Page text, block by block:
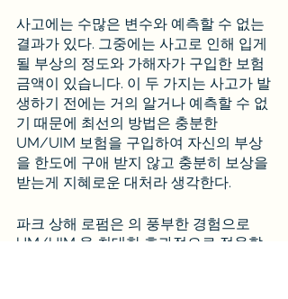
사고에는 수많은 변수와 예측할 수 없는
결과가 있다. 그중에는 사고로 인해 입게
될 부상의 정도와 가해자가 구입한 보험
금액이 있습니다. 이 두 가지는 사고가 발
생하기 전에는 거의 알거나 예측할 수 없
기 때문에 최선의 방법은 충분한
UM/UIM 보험을 구입하여 자신의 부상
을 한도에 구애 받지 않고 충분히 보상을
받는게 지혜로운 대처라 생각한다.
파크 상해 로펌은 의 풍부한 경험으로
UM/UIM 을 최대한 효과적으로 적용할